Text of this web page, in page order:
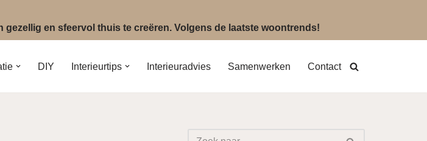
en sfeervol thuis te creëren. Volgens de laatste woontrends!
DIY Interieurtips Interieuradvies Samenwerken Contact